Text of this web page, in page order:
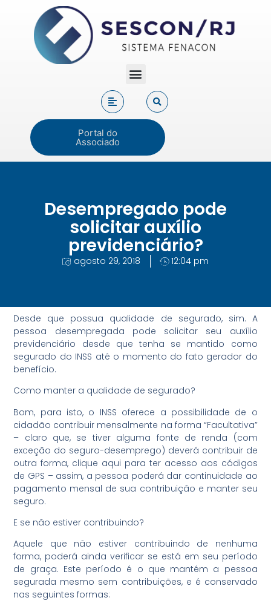
Portal do
Associado
Desempregado pode
solicitar auxílio
previdenciário?
agosto 29, 2018 12:04 pm
Desde que possua qualidade de segurado, sim. A
pessoa desempregada pode solicitar seu auxílio
previdenciário desde que tenha se mantido como
segurado do INSS até o momento do fato gerador do
benefício.
Como manter a qualidade de segurado?
Bom, para isto, o INSS oferece a possibilidade de o
cidadão contribuir mensalmente na forma “Facultativa”
– claro que, se tiver alguma fonte de renda (com
exceção do seguro-desemprego) deverá contribuir de
outra forma, clique aqui para ter acesso aos códigos
de GPS – assim, a pessoa poderá dar continuidade ao
pagamento mensal de sua contribuição e manter seu
seguro.
E se não estiver contribuindo?
Aquele que não estiver contribuindo de nenhuma
forma, poderá ainda verificar se está em seu período
de graça. Este período é o que mantém a pessoa
segurada mesmo sem contribuições, e é conservado
nas seguintes formas: